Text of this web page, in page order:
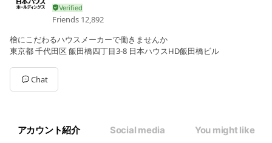
Friends 12,892
檜にこだわるハウスメーカーで働きませんか
東京都 千代田区 飯田橋四丁目3-8 日本ハウスHD飯田橋ビル
Chat
アカウント紹介 Social media You might like